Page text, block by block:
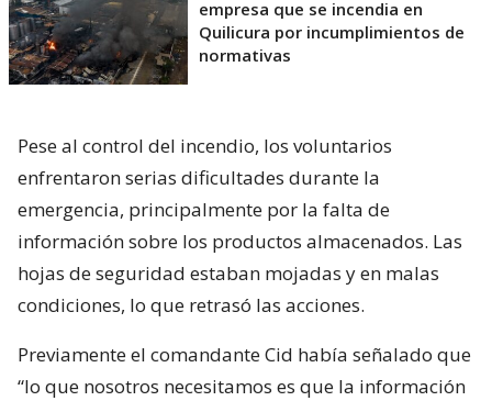
empresa que se incendia en
Quilicura por incumplimientos de
normativas
Pese al control del incendio, los voluntarios
enfrentaron serias dificultades durante la
emergencia, principalmente por la falta de
información sobre los productos almacenados. Las
hojas de seguridad estaban mojadas y en malas
condiciones, lo que retrasó las acciones.
Previamente el comandante Cid había señalado que
“lo que nosotros necesitamos es que la información